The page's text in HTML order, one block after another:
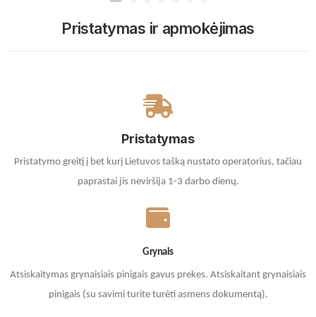
Pristatymas ir apmokėjimas
Pristatymas
Pristatymo greitį į bet kurį Lietuvos tašką nustato operatorius, tačiau
paprastai jis neviršija 1-3 darbo dienų.
Grynais
Atsiskaitymas grynaisiais pinigais gavus prekes. Atsiskaitant grynaisiais
pinigais (su savimi turite turėti asmens dokumentą).